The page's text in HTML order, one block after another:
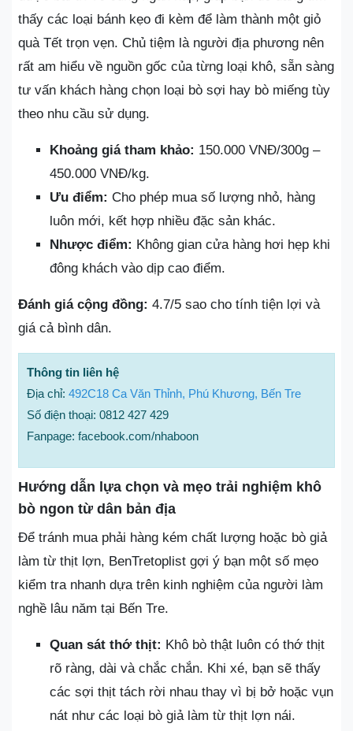
thấy các loại bánh kẹo đi kèm để làm thành một giỏ
quà Tết trọn vẹn. Chủ tiệm là người địa phương nên
rất am hiểu về nguồn gốc của từng loại khô, sẵn sàng
tư vấn khách hàng chọn loại bò sợi hay bò miếng tùy
theo nhu cầu sử dụng.
Khoảng giá tham khảo: 150.000 VNĐ/300g –
450.000 VNĐ/kg.
Ưu điểm: Cho phép mua số lượng nhỏ, hàng
luôn mới, kết hợp nhiều đặc sản khác.
Nhược điểm: Không gian cửa hàng hơi hẹp khi
đông khách vào dịp cao điểm.
Đánh giá cộng đồng: 4.7/5 sao cho tính tiện lợi và
giá cả bình dân.
Thông tin liên hệ
Địa chỉ: 492C18 Ca Văn Thỉnh, Phú Khương, Bến Tre
Số điện thoại: 0812 427 429
Fanpage: facebook.com/nhaboon
Hướng dẫn lựa chọn và mẹo trải nghiệm khô
bò ngon từ dân bản địa
Để tránh mua phải hàng kém chất lượng hoặc bò giả
làm từ thịt lợn, BenTretoplist gợi ý bạn một số mẹo
kiểm tra nhanh dựa trên kinh nghiệm của người làm
nghề lâu năm tại Bến Tre.
Quan sát thớ thịt: Khô bò thật luôn có thớ thịt
rõ ràng, dài và chắc chắn. Khi xé, bạn sẽ thấy
các sợi thịt tách rời nhau thay vì bị bở hoặc vụn
nát như các loại bò giả làm từ thịt lợn nái.